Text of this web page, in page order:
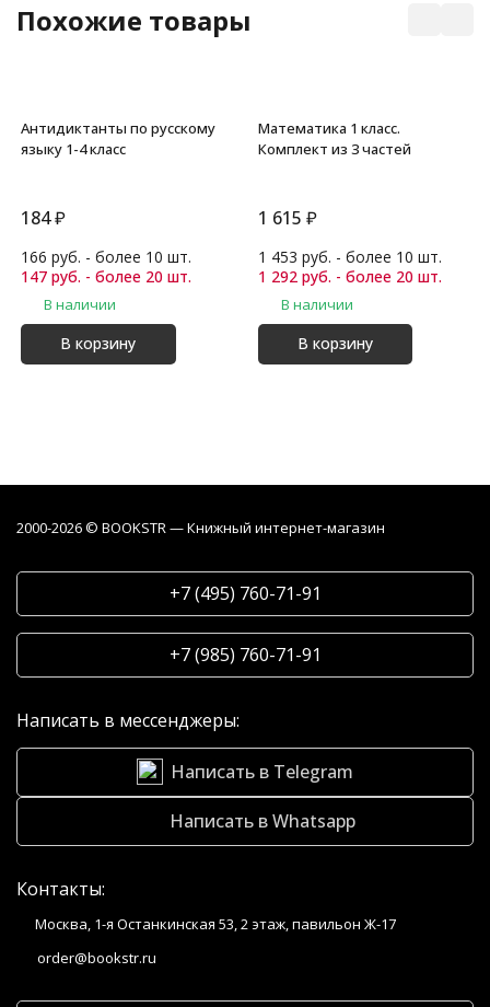
Похожие товары
Антидиктанты по русскому
языку 1-4 класс
184₽
166 руб. - более 10 шт.
147 руб. - более 20 шт.
В наличии
В корзину
Математика 1 класс.
Комплект из 3 частей
1 615 ₽
1 453 руб. - более 10 шт.
1 292 руб. - более 20 шт.
В наличии
В корзину
2000-2026 © BOOKSTR — Книжный интернет-магазин
+7 (495) 760-71-91
+7 (985) 760-71-91
Написать в мессенджеры:
Написать в Telegram
Написать в Whatsapp
Контакты:
Москва, 1-я Останкинская 53, 2 этаж, павильон Ж-17
order@bookstr.ru